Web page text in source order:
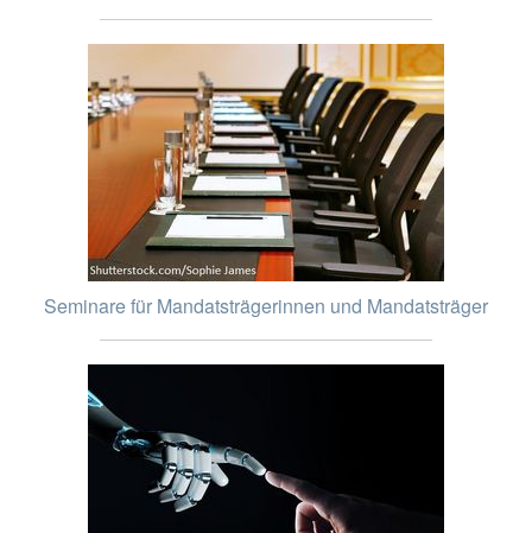
Seminare für Mandatsträgerinnen und Mandatsträger